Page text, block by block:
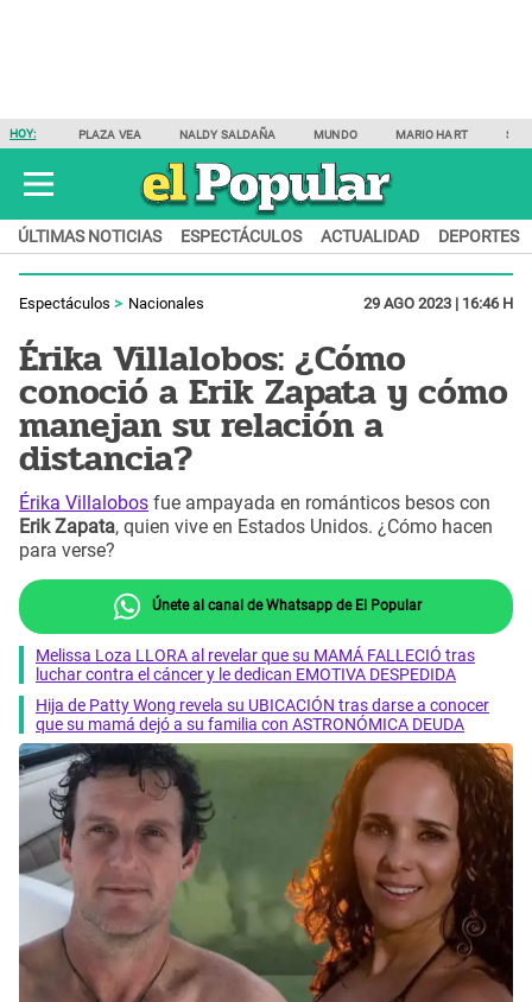
HOY: PLAZA VEA NALDY SALDAÑA MUNDO MARIO HART
ÚLTIMAS NOTICIAS ESPECTÁCULOS ACTUALIDAD DEPORTES
Espectáculos Nacionales 29 AGO 2023 | 16:46 H
Érika Villalobos: ¿Cómo
conoció a Erik Zapata y cómo
manejan su relación a
distancia?
Érika Villalobos fue ampayada en románticos besos con
Erik Zapata, quien vive en Estados Unidos. ¿Cómo hacen
para verse?
Únete al canal de Whatsapp de El Popular
Melissa Loza LLORA al revelar que su MAMÁ FALLECIÓ tras
luchar contra el cáncer y le dedican EMOTIVA DESPEDIDA
Hija de Patty Wong revela su UBICACIÓN tras darse a conocer
que su mamá dejó a su familia con ASTRONÓMICA DEUDA